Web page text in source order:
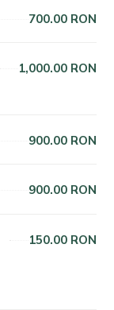
700.00 RON
1,000.00 RON
900.00 RON
900.00 RON
150.00 RON